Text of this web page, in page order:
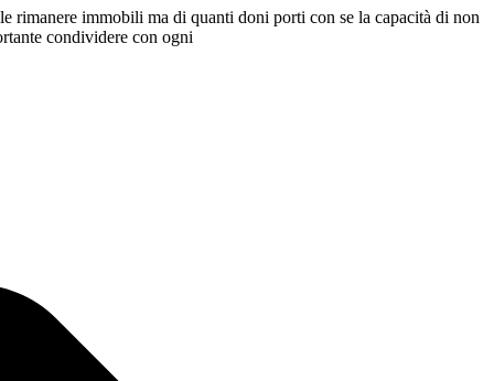
immobili ma di quanti doni porti con se la capacità di non
condividere con ogni